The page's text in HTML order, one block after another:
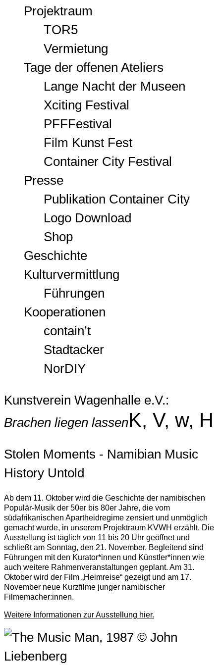
Projektraum
TOR5
Vermietung
Tage der offenen Ateliers
Lange Nacht der Museen
Xciting Festival
PFFFestival
Film Kunst Fest
Container City Festival
Presse
Publikation Container City
Logo Download
Shop
Geschichte
Kulturvermittlung
Führungen
Kooperationen
contain’t
Stadtacker
NorDIY
Kunstverein Wagenhalle e.V.:
Brachen liegen lassenK, V, w, H
Stolen Moments - Namibian Music
History Untold
Ab dem 11. Oktober wird die Geschichte der namibischen
Populär-Musik der 50er bis 80er Jahre, die vom
südafrikanischen Apartheidregime zensiert und unmöglich
gemacht wurde, in unserem Projektraum KVWH erzählt. Die
Ausstellung ist täglich von 11 bis 20 Uhr geöffnet und
schließt am Sonntag, den 21. November. Begleitend sind
Führungen mit den Kurator*innen und Künstler*innen wie
auch weitere Rahmenveranstaltungen geplant. Am 31.
Oktober wird der Film „Heimreise“ gezeigt und am 17.
November neue Kurzfilme junger namibischer
Filmemacher:innen.
Weitere Informationen zur Ausstellung hier.